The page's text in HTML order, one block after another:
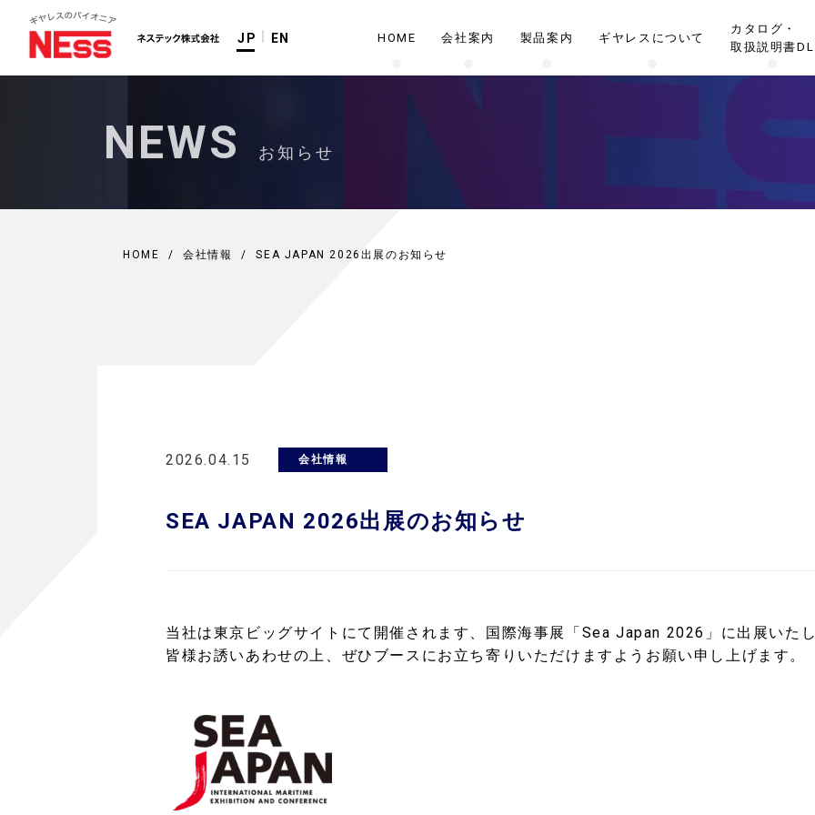
JP EN HOME 会社案内 製品案内 ギヤレスについて
カタログ・
取扱説明書DL
NEWS お知らせ
HOME / 会社情報 / SEA JAPAN 2026出展のお知らせ
2026.04.15 会社情報
SEA JAPAN 2026出展のお知らせ
当社は東京ビッグサイトにて開催されます、国際海事展「Sea Japan 2026」に出展いた
皆様お誘いあわせの上、ぜひブースにお立ち寄りいただけますようお願い申し上げます。